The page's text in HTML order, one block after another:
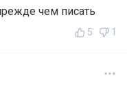
чем писать
5 1